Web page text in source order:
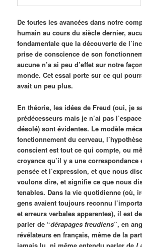
De toutes les avancées dans notre
humain au cours du siècle dernier,
fondamentale que la découverte de
prise de conscience de son
aucune n’a si peu d’effet sur notre
monde. Cet essai porte sur ce qui
avait un peu plus.
En théorie, les idées de Freud (oui, je
prédécesseurs mais je n’ai pas
désolé) sont évidentes. Le modèle
fonctionnement du cerveau,
conscient est tout ce qui compte, ou
croyance qu’il y a une correspondance
pensée et l’expression, et que nous
voulons dire, et signifie ce que nous
tenables. Dans la vie quotidienne (où,
gens avaient toujours reconnu
et erreurs verbales apparentes), il est
parler de “dérapages freudiens”, en
révélateurs en français, même de la
jamais lu, ni même entendu parler de